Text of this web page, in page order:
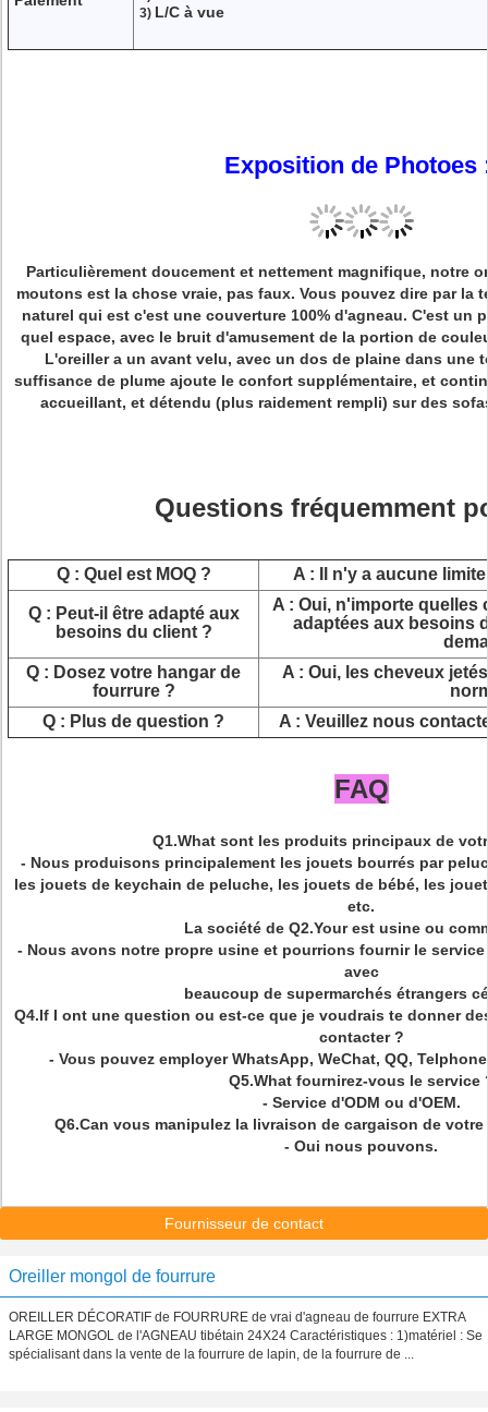
3) L/C à vue
Exposition de
Particulièrement doucement et nettement magnifique, notre
moutons est la chose vraie, pas faux. Vous pouvez dire par la
naturel qui est c'est une couverture 100% d'agneau. C'est un
quel espace, avec le bruit d'amusement de la portion de
L'oreiller a un avant velu, avec un dos de plaine dans une
suffisance de plume ajoute le confort supplémentaire, et
accueillant, et détendu (plus raidement rempli) sur des
Questions fréquemment
Q : Quel est MOQ ? A : Il n'y a aucune
Q : Peut-il être adapté aux
besoins du client ?
A : Oui, n'importe quelles
adaptées aux besoins
Q : Dosez votre hangar de
fourrure ?
A : Oui, les cheveux
Q : Plus de question ?
A : Veuillez nous
FAQ
Q1.What sont les produits principaux de
- Nous produisons principalement les jouets bourrés par
les jouets de keychain de peluche, les jouets de bébé, les
etc.
La société de Q2.Your est usine ou
- Nous avons notre propre usine et pourrions fournir le
avec
beaucoup de supermarchés étrangers
Q4.If I ont une question ou est-ce que je voudrais te donner
contacter ?
- Vous pouvez employer WhatsApp, WeChat, QQ,
Q5.What fournirez-vous le service
- Service d'ODM ou d'OEM.
Q6.Can vous manipulez la livraison de cargaison de
- Oui nous pouvons.
Fournisseur de contact
Oreiller mongol de fourrure
OREILLER DÉCORATIF de FOURRURE de vrai d'agneau de fourrure EXTRA
LARGE MONGOL de l'AGNEAU tibétain 24X24 Caractéristiques : 1)matériel : Se
spécialisant dans la vente de la fourrure de lapin, de la fourrure de ...